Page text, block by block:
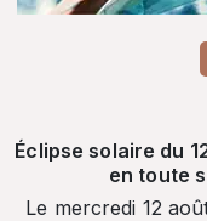
Éclipse solaire du
en toute
Le mercredi 12